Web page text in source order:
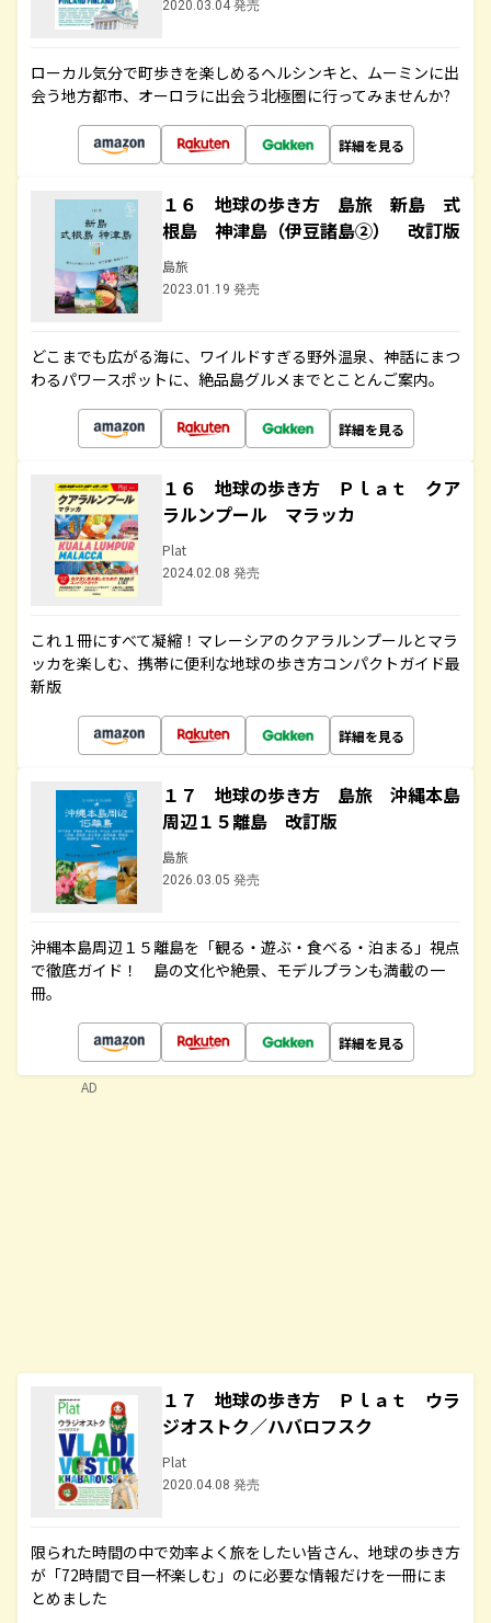
2020.03.04 発売
ローカル気分で町歩きを楽しめるヘルシンキと、ムーミンに出
会う地方都市、オーロラに出会う北極圏に行ってみませんか?
詳細を見る
１６ 地球の歩き方 島旅 新島 式
根島 神津島（伊豆諸島②） 改訂版
島旅
2023.01.19 発売
どこまでも広がる海に、ワイルドすぎる野外温泉、神話にまつ
わるパワースポットに、絶品島グルメまでとことんご案内。
詳細を見る
１６ 地球の歩き方 Ｐｌａｔ クア
ラルンプール マラッカ
Plat
2024.02.08 発売
これ１冊にすべて凝縮！マレーシアのクアラルンプールとマラ
ッカを楽しむ、携帯に便利な地球の歩き方コンパクトガイド最
新版
詳細を見る
１７ 地球の歩き方 島旅 沖縄本島
周辺１５離島 改訂版
島旅
2026.03.05 発売
沖縄本島周辺１５離島を「観る・遊ぶ・食べる・泊まる」視点
で徹底ガイド！ 島の文化や絶景、モデルプランも満載の一
冊。
詳細を見る
１７ 地球の歩き方 Ｐｌａｔ ウラ
ジオストク／ハバロフスク
Plat
2020.04.08 発売
限られた時間の中で効率よく旅をしたい皆さん、地球の歩き方
が「72時間で目一杯楽しむ」のに必要な情報だけを一冊にま
とめました
AD